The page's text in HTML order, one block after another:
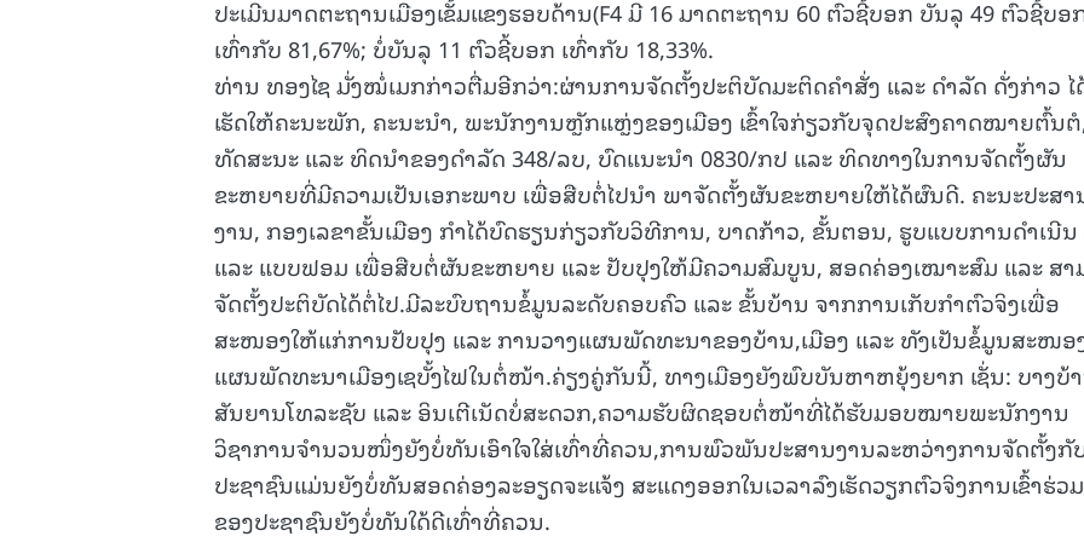
ປະເມີນມາດຕະຖານເມືອງເຂັ້ມແຂງຮອບດ້ານ(F4 ມີ 16 ມາດຕະຖານ 60 ຕົວຊີ້ບອກ ບັນລຸ 49 ຕົວຊີ້ບອ
ເທົ່າກັບ 81,67%; ບໍ່ບັນລຸ 11 ຕົວຊີ້ບອກ ເທົ່າກັບ 18,33%.
ທ່ານ ທອງໄຊ ມັ່ງໝໍ່ເມກກ່າວຕື່ມອີກວ່າ:ຜ່ານການຈັດຕັ້ງປະຕິບັດມະຕິດຄໍາສັ່ງ ແລະ ດໍາລັດ ດັ່ງກ່າວ ໄ
ເຮັດໃຫ້ຄະນະພັກ, ຄະນະນຳ, ພະນັກງານຫຼັກແຫຼ່ງຂອງເມືອງ ເຂົ້າໃຈກ່ຽວກັບຈຸດປະສົງຄາດໝາຍຕົ້ນ
ທັດສະນະ ແລະ ທິດນຳຂອງດໍາລັດ 348/ລບ, ບົດແນະນໍາ 0830/ກປ ແລະ ທິດທາງໃນການຈັດຕັ້ງຜັນ
ຂະຫຍາຍທີ່ມີຄວາມເປັນເອກະພາບ ເພື່ອສືບຕໍ່ໄປນຳ ພາຈັດຕັ້ງຜັນຂະຫຍາຍໃຫ້ໄດ້ຜົນດີ. ຄະນະປະສາ
ງານ, ກອງເລຂາຂັ້ນເມືອງ ກໍາໄດ້ບົດຮຽນກ່ຽວກັບວິທີການ, ບາດກ້າວ, ຂັ້ນຕອນ, ຮູບແບບການດໍາເນີນ
ແລະ ແບບຟອມ ເພື່ອສືບຕໍ່ຜັນຂະຫຍາຍ ແລະ ປັບປຸງໃຫ້ມີຄວາມສົມບູນ, ສອດຄ່ອງເໝາະສົມ ແລະ ສາ
ຈັດຕັ້ງປະຕິບັດໄດ້ຕໍ່ໄປ.ມີລະບົບຖານຂໍ້ມູນລະດັບຄອບຄົວ ແລະ ຂັ້ນບ້ານ ຈາກການເກັບກໍາຕົວຈິງເພື່ອ
ສະໜອງໃຫ້ແກ່ການປັບປຸງ ແລະ ການວາງແຜນພັດທະນາຂອງບ້ານ,ເມືອງ ແລະ ທັງເປັນຂໍ້ມູນສະໜອງ
ແຜນພັດທະນາເມືອງເຊບັ້ງໄຟໃນຕໍ່ໜ້າ.ຄ່ຽງຄູ່ກັນນີ້, ທາງເມືອງຍັງພົບບັນຫາຫຍຸ້ງຍາກ ເຊັ່ນ: ບາງບ້
ສັນຍານໂທລະຊັບ ແລະ ອິນເຕີເນັດບໍ່ສະດວກ,ຄວາມຮັບຜິດຊອບຕໍ່ໜ້າທີ່ໄດ້ຮັບມອບໝາຍພະນັກງານ
ວິຊາການຈຳນວນໜຶ່ງຍັງບໍ່ທັນເອົາໃຈໃສ່ເທົ່າທີ່ຄວນ,ການພົວພັນປະສານງານລະຫວ່າງການຈັດຕັ້ງກັ
ປະຊາຊົນແມ່ນຍັງບໍ່ທັນສອດຄ່ອງລະອຽດຈະແຈ້ງ ສະແດງອອກໃນເວລາລົງເຮັດວຽກຕົວຈິງການເຂົ້າຮ່ວມ
ຂອງປະຊາຊົນຍັງບໍ່ທັນໃດ້ດີເທົ່າທີ່ຄວນ.